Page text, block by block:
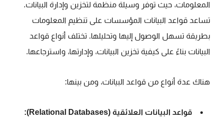
المعلومات، حيث توفر وسيلة منظمة لتخزين وإدارة البيانات.
تساعد قواعد البيانات المؤسسات على تنظيم المعلومات
بطريقة تسهل الوصول إليها وتحليلها. تختلف أنواع قواعد
البيانات بناءً على كيفية تخزين البيانات، وإدارتها، واسترجاعها.
هناك عدة أنواع من قواعد البيانات، ومن بينها:
قواعد البيانات العلائقية (Relational Databases):